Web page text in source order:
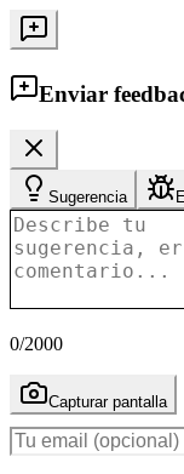
Enviar
Sugerencia
0/2000
Capturar pantalla